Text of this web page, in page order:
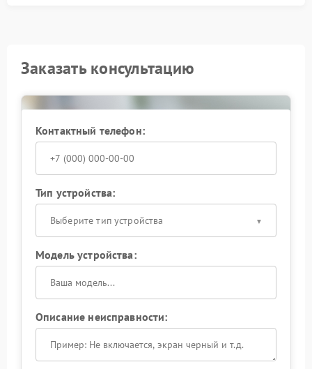
Заказать консультацию
Контактный телефон:
Тип устройства:
Выберите тип устройства
Модель устройства:
Описание неисправности: